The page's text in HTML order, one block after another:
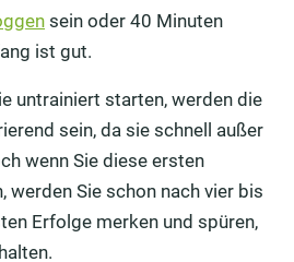
sein oder 40 Minuten
ist gut.
untrainiert starten, werden die
sein, da sie schnell außer
wenn Sie diese ersten
werden Sie schon nach vier bis
Erfolge merken und spüren,